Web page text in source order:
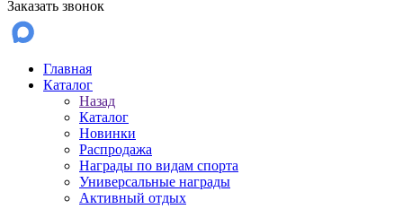
Заказать звонок
Главная
Каталог
Назад
Каталог
Новинки
Распродажа
Награды по видам спорта
Универсальные награды
Активный отдых